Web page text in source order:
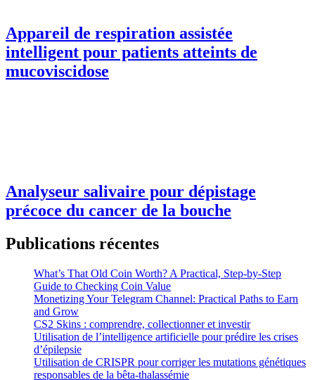
Appareil de respiration assistée
intelligent pour patients atteints de
mucoviscidose
Analyseur salivaire pour dépistage
précoce du cancer de la bouche
Publications récentes
What’s That Old Coin Worth? A Practical, Step‑by‑Step
Guide to Checking Coin Value
Monetizing Your Telegram Channel: Practical Paths to Earn
and Grow
CS2 Skins : comprendre, collectionner et investir
Utilisation de l’intelligence artificielle pour prédire les crises
d’épilepsie
Utilisation de CRISPR pour corriger les mutations génétiques
responsables de la bêta-thalassémie